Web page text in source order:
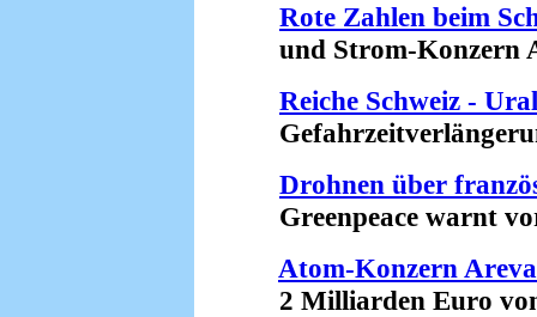
Rote Zahlen beim
und Strom-Konzern
Reiche Schweiz -
Drohnen über
Greenpeace warnt
Atom-Konzern
2 Milliarden Euro von